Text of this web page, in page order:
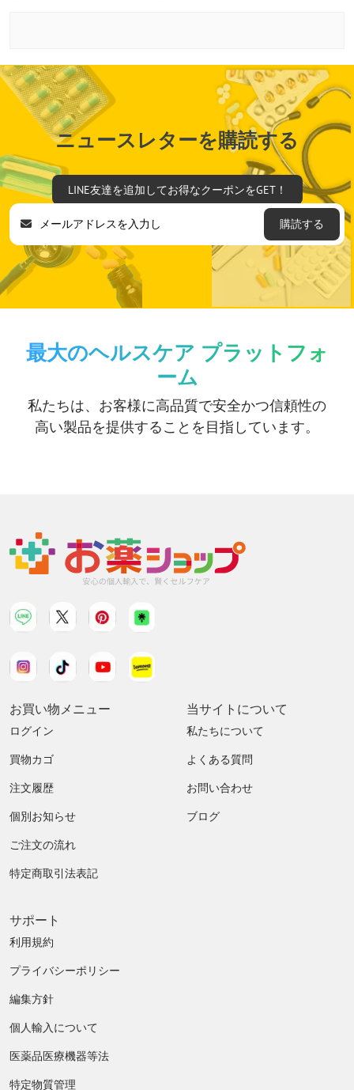
ニュースレターを購読する
LINE友達を追加してお得なクーポンをGET！
購読する
最大のヘルスケア プラットフォ
ーム
私たちは、お客様に高品質で安全かつ信頼性の
高い製品を提供することを目指しています。
お買い物メニュー
ログイン
買物カゴ
注文履歴
個別お知らせ
ご注文の流れ
特定商取引法表記
当サイトについて
私たちについて
よくある質問
お問い合わせ
ブログ
サポート
利用規約
プライバシーポリシー
編集方針
個人輸入について
医薬品医療機器等法
特定物質管理